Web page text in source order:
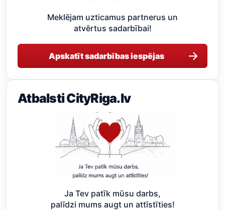
Meklējam uzticamus partnerus un
atvērtus sadarbībai!
Apskatīt sadarbības iespējas →
Atbalsti CityRiga.lv
Ja Tev patīk mūsu darbs,
palīdzi mums augt un attīstīties!